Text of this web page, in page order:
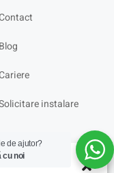
Blog
instalare
de ajutor?
cu noi